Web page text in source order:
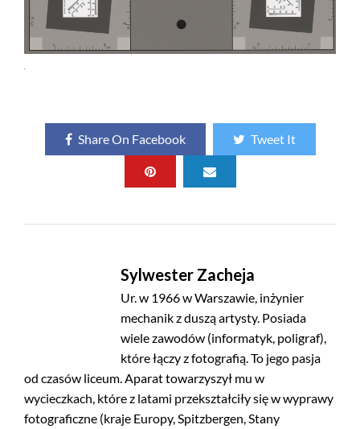
Share On Facebook Tweet It
Sylwester Zacheja
Ur. w 1966 w Warszawie, inżynier
mechanik z duszą artysty. Posiada
wiele zawodów (informatyk, poligraf),
które łączy z fotografią. To jego pasja
od czasów liceum. Aparat towarzyszył mu w
wycieczkach, które z latami przekształciły się w wyprawy
fotograficzne (kraje Europy, Spitzbergen, Stany